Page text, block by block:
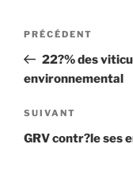
Navigation
l’article
Article
précédent
PRÉCÉDENT
22?% des
environnemental
Article
suivant
SUIVANT
GRV contr?le ses